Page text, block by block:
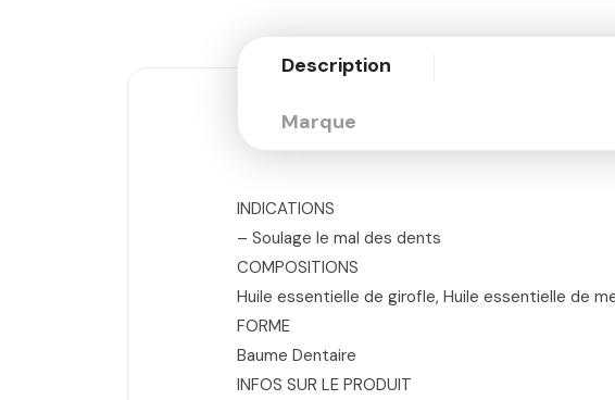
Description
Marque
INDICATIONS
– Soulage le mal des dents
COMPOSITIONS
Huile essentielle de girofle, Huile essentielle de
FORME
Baume Dentaire
INFOS SUR LE PRODUIT